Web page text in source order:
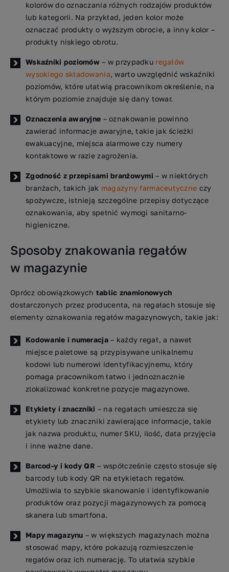
kolorów do oznaczania różnych rodzajów produktów
lub kategorii. Na przykład, jeden kolor może
oznaczać produkty o wyższym obrocie, a inny kolor –
produkty niskiego obrotu.
Wskaźniki poziomów – w przypadku regałów
wysokiego składowania, warto uwzględnić wskaźniki
poziomów, które ułatwią pracownikom określenie, na
którym poziomie znajduje się dany towar.
Oznaczenia awaryjne – oznakowanie powinno
zawierać informacje awaryjne, takie jak ścieżki
ewakuacyjne, miejsca alarmowe czy numery
kontaktowe w razie zagrożenia.
Zgodność z przepisami branżowymi – w niektórych
branżach, takich jak magazyny farmaceutyczne czy
spożywcze, istnieją szczególne przepisy dotyczące
oznakowania, aby spełnić wymogi sanitarno-
higieniczne.
Sposoby znakowania regałów
w magazynie
Oprócz obowiązkowych tablic znamionowych
dostarczonych przez producenta, na regałach stosuje się
elementy oznakowania regałów magazynowych, takie jak:
Kodowanie i numeracja– każdy regał, a nawet
miejsce paletowe są przypisywane unikalnemu
kodowi lub numerowi identyfikacyjnemu, który
pomaga pracownikom łatwo i jednoznacznie
zlokalizować konkretne pozycje magazynowe.
Etykiety i znaczniki – na regałach umieszcza się
etykiety lub znaczniki zawierające informacje, takie
jak nazwa produktu, numer SKU, ilość, data przyjęcia
i inne ważne dane.
Barcod-y i kody QR – współcześnie często stosuje się
barcody lub kody QR na etykietach regałów.
Umożliwia to szybkie skanowanie i identyfikowanie
produktów oraz pozycji magazynowych za pomocą
skanera lub smartfona.
Mapy magazynu – w większych magazynach można
stosować mapy, które pokazują rozmieszczenie
regałów oraz ich numerację. To ułatwia szybkie